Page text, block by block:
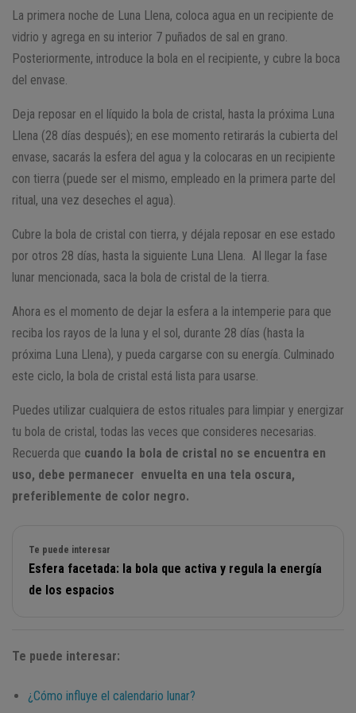
La primera noche de Luna Llena, coloca agua en un recipiente de
vidrio y agrega en su interior 7 puñados de sal en grano.
Posteriormente, introduce la bola en el recipiente, y cubre la boca
del envase.
Deja reposar en el líquido la bola de cristal, hasta la próxima Luna
Llena (28 días después); en ese momento retirarás la cubierta del
envase, sacarás la esfera del agua y la colocaras en un recipiente
con tierra (puede ser el mismo, empleado en la primera parte del
ritual, una vez deseches el agua).
Cubre la bola de cristal con tierra, y déjala reposar en ese estado
por otros 28 días, hasta la siguiente Luna Llena. Al llegar la fase
lunar mencionada, saca la bola de cristal de la tierra.
Ahora es el momento de dejar la esfera a la intemperie para que
reciba los rayos de la luna y el sol, durante 28 días (hasta la
próxima Luna Llena), y pueda cargarse con su energía. Culminado
este ciclo, la bola de cristal está lista para usarse.
Puedes utilizar cualquiera de estos rituales para limpiar y energizar
tu bola de cristal, todas las veces que consideres necesarias.
Recuerda que cuando la bola de cristal no se encuentra en
uso, debe permanecer envuelta en una tela oscura,
preferiblemente de color negro.
Te puede interesar
Esfera facetada: la bola que activa y regula la energía
de los espacios
Te puede interesar:
¿Cómo influye el calendario lunar?